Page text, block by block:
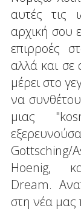
αυτές τις
αρχική σου
επιρροές
αλλά και σε
μέρει στο
να
μιας
Gottsching/
Hoenig,
Dream.
στη νέα μας